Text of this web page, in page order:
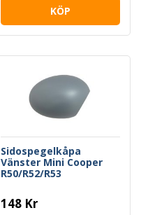
KÖP
Sidospegelkåpa
Vänster Mini Cooper
R50/R52/R53
148 Kr